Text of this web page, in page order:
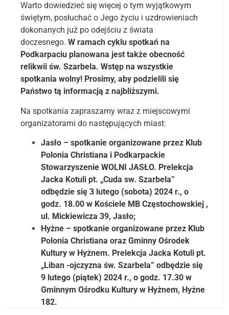
Warto dowiedzieć się więcej o tym wyjątkowym
świętym, posłuchać o Jego życiu i uzdrowieniach
dokonanych już po odejściu z świata
doczesnego. W ramach cyklu spotkań na
Podkarpaciu planowana jest także obecność
relikwii św. Szarbela. Wstęp na wszystkie
spotkania wolny! Prosimy, aby podzielili się
Państwo tą informacją z najbliższymi.
Na spotkania zapraszamy wraz z miejscowymi
organizatorami do następujących miast:
Jasło – spotkanie organizowane przez Klub
Polonia Christiana i Podkarpackie
Stowarzyszenie WOLNI JASŁO. Prelekcja
Jacka Kotuli pt. „Cuda sw. Szarbela”
odbędzie się 3 lutego (sobota) 2024 r., o
godz. 18.00 w Kościele MB Częstochowskiej ,
ul. Mickiewicza 39, Jasło;
Hyżne – spotkanie organizowane przez Klub
Polonia Christiana oraz Gminny Ośrodek
Kultury w Hyżnem. Prelekcja Jacka Kotuli pt.
„Liban -ojczyzna św. Szarbela” odbędzie się
9 lutego (piątek) 2024 r., o godz. 17.30 w
Gminnym Ośrodku Kultury w Hyżnem, Hyżne
182.